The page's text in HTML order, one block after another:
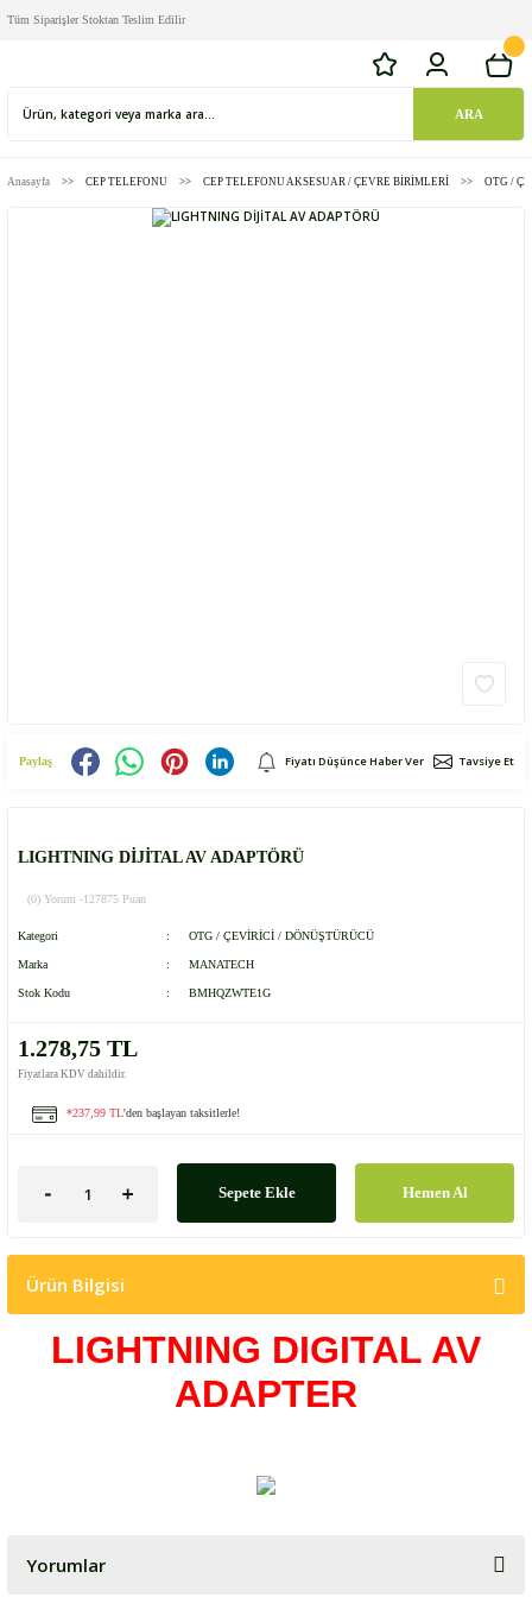
Tüm Siparişler Stoktan Teslim Edilir
ARA
Anasayfa CEP TELEFONU CEP TELEFONU AKSESUAR / ÇEVRE BİRİMLERİ OTG /
Paylaş Fiyatı Düşünce Haber Ver Tavsiye Et
LIGHTNING DİJİTAL AV ADAPTÖRÜ
(0) Yorum -127875 Puan
Kategori OTG / ÇEVİRİCİ / DÖNÜŞTÜRÜCÜ
Marka MANATECH
Stok Kodu BMHQZWTE1G
1.278,75 TL
Fiyatlara KDV dahildir.
*237,99 TL'den başlayan taksitlerle!
Sepete Ekle Hemen Al
Ürün Bilgisi
LIGHTNING DIGITAL AV
ADAPTER
Yorumlar